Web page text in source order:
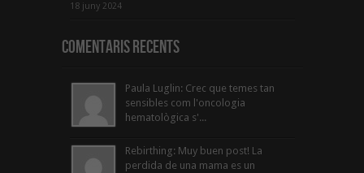
18 juny 2024
Comentaris Recents
Paula Luglin: Crec que temes tan
sensibles com l'oncologia
hematològica s'...
Rebirthing: Muy buen post! La
perdida de una mama es un